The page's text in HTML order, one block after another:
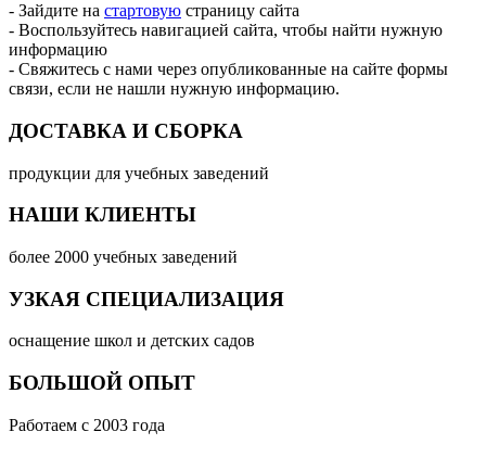
- Зайдите на стартовую страницу сайта
- Воспользуйтесь навигацией сайта, чтобы найти нужную
информацию
- Свяжитесь с нами через опубликованные на сайте формы
связи, если не нашли нужную информацию.
ДОСТАВКА И СБОРКА
продукции для учебных заведений
НАШИ КЛИЕНТЫ
более 2000 учебных заведений
УЗКАЯ СПЕЦИАЛИЗАЦИЯ
оснащение школ и детских садов
БОЛЬШОЙ ОПЫТ
Работаем с 2003 года